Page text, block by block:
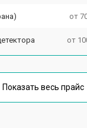
от
от
Показать весь прайс